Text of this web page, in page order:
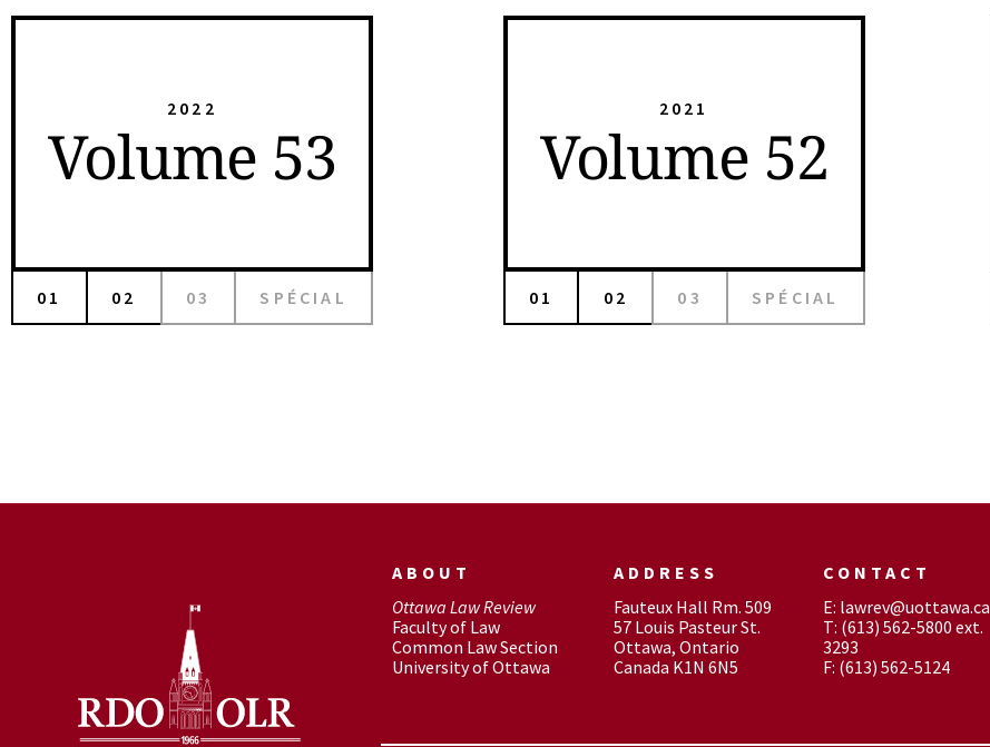
2022
Volume 53
01 02 03 SPÉCIAL
2021
Volume 52
01 02 03 SPÉCIAL
ABOUT
Ottawa Law Review
Faculty of Law
Common Law Section
University of Ottawa
ADDRESS
Fauteux Hall Rm. 509
57 Louis Pasteur St.
Ottawa, Ontario
Canada K1N 6N5
CONTACT
E: lawrev@uottawa.ca
T: (613) 562-5800 ext.
3293
F: (613) 562-5124